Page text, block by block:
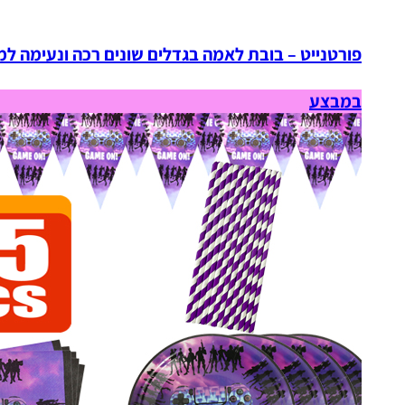
פורטנייט – בובת לאמה בגדלים שונים רכה ונעימה
במבצע